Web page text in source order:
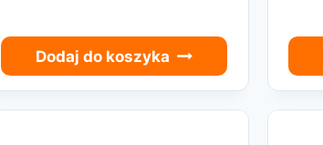
Dodaj do koszyka